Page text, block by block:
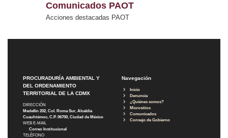
Comunicados PAOT
Acciones destacadas PAOT
PROCURADURÍA AMBIENTAL Y
DEL ORDENAMIENTO
TERRITORIAL DE LA CDMX
DIRECCIÓN
Medellín 202, Col. Roma Sur, Alcaldía
Cuauhtémoc, C.P. 06700, Ciudad de México
WEB E-MAIL
Correo Institucional
TELÉFONO
Navegación
Inicio
Denuncia
¿Quiénes somos?
Micrositios
Comunicados
Consejo de Gobierno